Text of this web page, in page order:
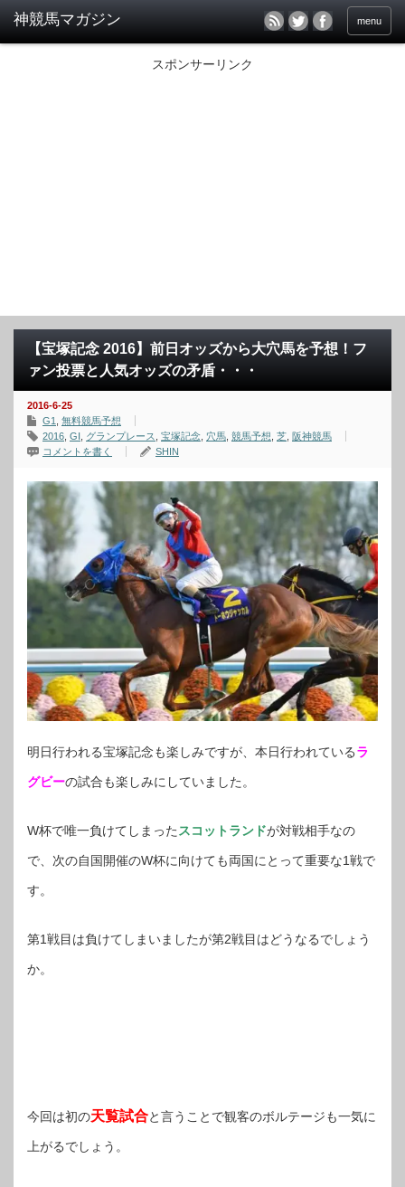
menu
スポンサーリンク
【宝塚記念 2016】前日オッズから大穴馬を予想！フ
ァン投票と人気オッズの矛盾・・・
2016-6-25
G1
無料競馬予想
2016 GⅠ グランプレース 宝塚記念 穴馬 競馬予想 芝 阪神競馬
コメントを書く
SHIN
明日行われる宝塚記念も楽しみですが、本日行われているラ
グビーの試合も楽しみにしていました。
W杯で唯一負けてしまったスコットランドが対戦相手なの
で、次の自国開催のW杯に向けても両国にとって重要な1戦で
す。
第1戦目は負けてしまいましたが第2戦目はどうなるでしょう
か。
今回は初の天覧試合と言うことで観客のボルテージも一気に
上がるでしょう。